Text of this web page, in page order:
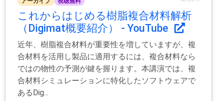
これからはじめる樹脂複合材料解析
（Digimat概要紹介） - YouTube
近年、樹脂複合材料が重要性を増していますが、複
合材料を活用し製品に適用するには、複合材料なら
ではの物性の予測が鍵を握ります。本講演では、複
合材料シミュレーションに特化したソフトウェアで
あるDig...